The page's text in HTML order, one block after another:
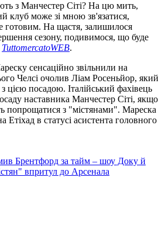
з Манчестер Сіті? На цю мить,
клуб може зі мною зв'язатися,
готовим. На щастя, залишилося
сезону, подивимося, що буде
TuttomercatoWEB.
сенсаційно звільнили на
Челсі очолив Ліам Росеньйор, який
цією посадою. Італійський фахівець
наставника Манчестер Сіті, якщо
попрощатися з "містянами". Мареска
в статусі асистента головного
Брентфорд за тайм – шоу Доку й
впритул до Арсенала